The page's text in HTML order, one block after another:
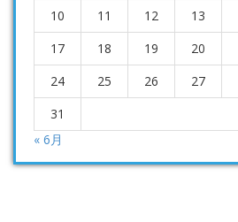
10
11 12 13
17
18 19 20
24
25 26 27
31
« 6月